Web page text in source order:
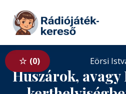
Tovább a tartalomhoz
0 Eörsi
Huszárok,